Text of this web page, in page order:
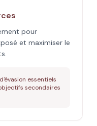
pour
et maximiser le
essentiels
secondaires